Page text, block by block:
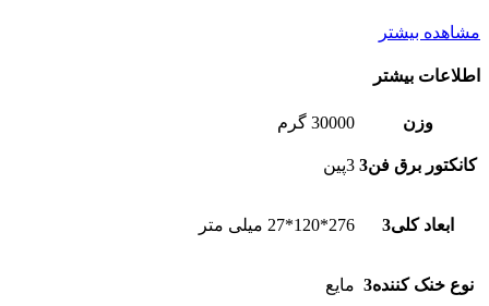
مشاهده بیشتر
اطلاعات بیشتر
وزن 30000 گرم
کانکتور برق فن3 3پین
ابعاد کلی3 276*120*27 میلی متر
نوع خنک کننده3 مایع